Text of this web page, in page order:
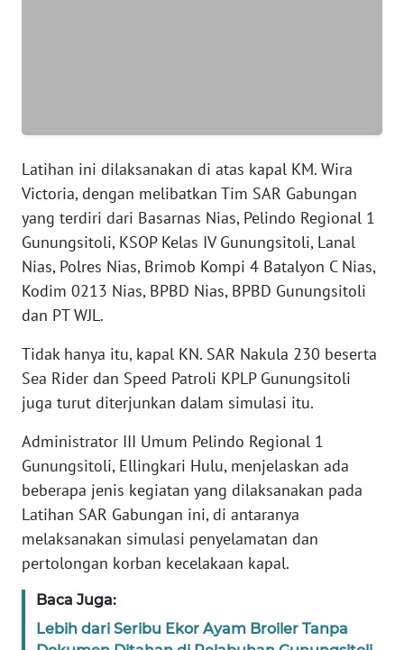
Latihan ini dilaksanakan di atas kapal KM. Wira
Victoria, dengan melibatkan Tim SAR Gabungan
yang terdiri dari Basarnas Nias, Pelindo Regional 1
Gunungsitoli, KSOP Kelas IV Gunungsitoli, Lanal
Nias, Polres Nias, Brimob Kompi 4 Batalyon C Nias,
Kodim 0213 Nias, BPBD Nias, BPBD Gunungsitoli
dan PT WJL.
Tidak hanya itu, kapal KN. SAR Nakula 230 beserta
Sea Rider dan Speed Patroli KPLP Gunungsitoli
juga turut diterjunkan dalam simulasi itu.
Administrator III Umum Pelindo Regional 1
Gunungsitoli, Ellingkari Hulu, menjelaskan ada
beberapa jenis kegiatan yang dilaksanakan pada
Latihan SAR Gabungan ini, di antaranya
melaksanakan simulasi penyelamatan dan
pertolongan korban kecelakaan kapal.
Baca Juga:
Lebih dari Seribu Ekor Ayam Broiler Tanpa
WN
NTT
WN
KEPRI
PAPUA
WN
BARAT
WN
RIAU
WN
SERAMBI
WN
JAMBI